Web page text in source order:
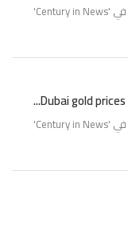
Century in News
'
Dubai gold prices
Century in News
'